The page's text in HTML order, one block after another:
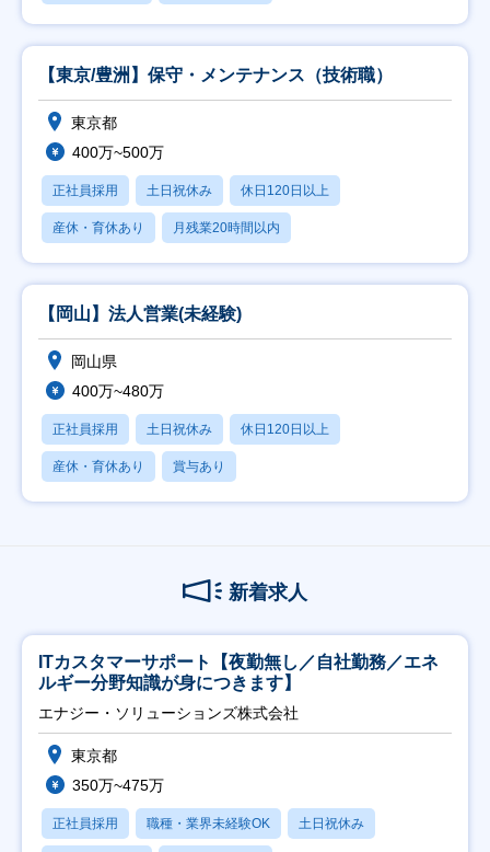
【東京/豊洲】保守・メンテナンス（技術職）
東京都
400万~500万
正社員採用 土日祝休み 休日120日以上
産休・育休あり 月残業20時間以内
【岡山】法人営業(未経験)
岡山県
400万~480万
正社員採用 土日祝休み 休日120日以上
産休・育休あり 賞与あり
新着求人
ITカスタマーサポート【夜勤無し／自社勤務／エネ
ルギー分野知識が身につきます】
エナジー・ソリューションズ株式会社
東京都
350万~475万
正社員採用 職種・業界未経験OK 土日祝休み